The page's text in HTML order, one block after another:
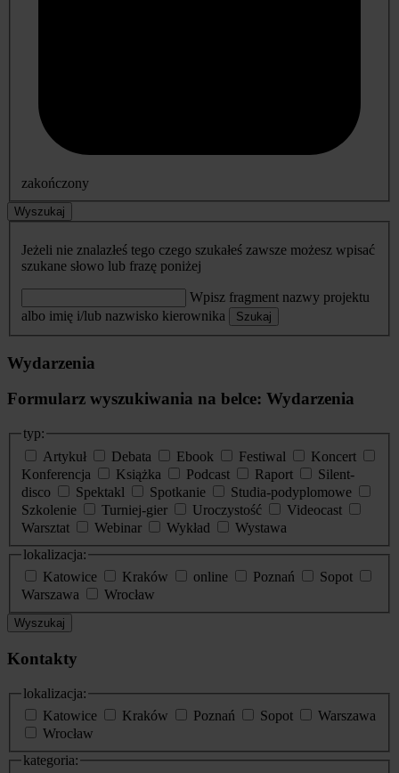
zakończony
Wyszukaj
Jeżeli nie znalazłeś tego czego szukałeś zawsze możesz wpisać
szukane słowo lub frazę poniżej
Wpisz fragment nazwy projektu
albo imię i/lub nazwisko kierownika
Szukaj
Wydarzenia
Formularz wyszukiwania na belce: Wydarzenia
typ:
Artykuł
Debata Ebook Festiwal
Koncert
Konferencja
Książka Podcast Raport
Silent-
disco
Spektakl Spotkanie
Studia-podyplomowe
Szkolenie
Turniej-gier Uroczystość
Videocast
Warsztat
Webinar Wykład
Wystawa
lokalizacja:
Katowice
Kraków online Poznań
Sopot
Warszawa
Wrocław
Wyszukaj
Kontakty
lokalizacja:
Katowice
Kraków Poznań Sopot
Warszawa
Wrocław
kategoria: